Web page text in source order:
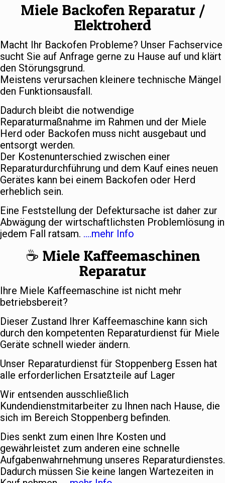
Miele Backofen Reparatur /
Elektroherd
Macht Ihr Backofen Probleme? Unser Fachservice
sucht Sie auf Anfrage gerne zu Hause auf und klärt
den Störungsgrund.
Meistens verursachen kleinere technische Mängel
den Funktionsausfall.
Dadurch bleibt die notwendige
Reparaturmaßnahme im Rahmen und der Miele
Herd oder Backofen muss nicht ausgebaut und
entsorgt werden.
Der Kostenunterschied zwischen einer
Reparaturdurchführung und dem Kauf eines neuen
Gerätes kann bei einem Backofen oder Herd
erheblich sein.
Eine Feststellung der Defektursache ist daher zur
Abwägung der wirtschaftlichsten Problemlösung in
jedem Fall ratsam. ….mehr Info
☕️ Miele Kaffeemaschinen
Reparatur
Ihre Miele Kaffeemaschine ist nicht mehr
betriebsbereit?
Dieser Zustand Ihrer Kaffeemaschine kann sich
durch den kompetenten Reparaturdienst für Miele
Geräte schnell wieder ändern.
Unser Reparaturdienst für Stoppenberg Essen hat
alle erforderlichen Ersatzteile auf Lager
Wir entsenden ausschließlich
Kundendienstmitarbeiter zu Ihnen nach Hause, die
sich im Bereich Stoppenberg befinden.
Dies senkt zum einen Ihre Kosten und
gewährleistet zum anderen eine schnelle
Aufgabenwahrnehmung unseres Reparaturdienstes.
Dadurch müssen Sie keine langen Wartezeiten in